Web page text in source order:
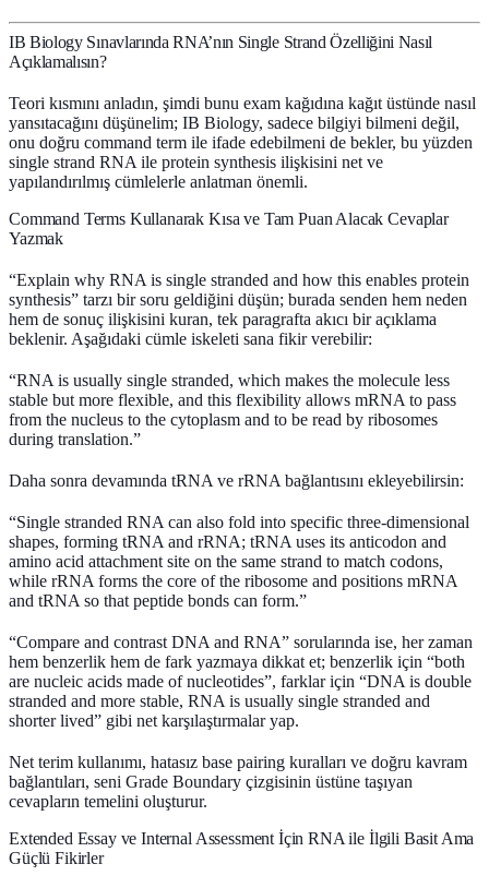
IB Biology Sınavlarında RNA’nın Single Strand Özelliğini Nasıl
Açıklamalısın?
Teori kısmını anladın, şimdi bunu exam kağıdına kağıt üstünde nasıl
yansıtacağını düşünelim; IB Biology, sadece bilgiyi bilmeni değil,
onu doğru command term ile ifade edebilmeni de bekler, bu yüzden
single strand RNA ile protein synthesis ilişkisini net ve
yapılandırılmış cümlelerle anlatman önemli.
Command Terms Kullanarak Kısa ve Tam Puan Alacak Cevaplar
Yazmak
“Explain why RNA is single stranded and how this enables protein
synthesis” tarzı bir soru geldiğini düşün; burada senden hem neden
hem de sonuç ilişkisini kuran, tek paragrafta akıcı bir açıklama
beklenir. Aşağıdaki cümle iskeleti sana fikir verebilir:
“RNA is usually single stranded, which makes the molecule less
stable but more flexible, and this flexibility allows mRNA to pass
from the nucleus to the cytoplasm and to be read by ribosomes
during translation.”
Daha sonra devamında tRNA ve rRNA bağlantısını ekleyebilirsin:
“Single stranded RNA can also fold into specific three-dimensional
shapes, forming tRNA and rRNA; tRNA uses its anticodon and
amino acid attachment site on the same strand to match codons,
while rRNA forms the core of the ribosome and positions mRNA
and tRNA so that peptide bonds can form.”
“Compare and contrast DNA and RNA” sorularında ise, her zaman
hem benzerlik hem de fark yazmaya dikkat et; benzerlik için “both
are nucleic acids made of nucleotides”, farklar için “DNA is double
stranded and more stable, RNA is usually single stranded and
shorter lived” gibi net karşılaştırmalar yap.
Net terim kullanımı, hatasız base pairing kuralları ve doğru kavram
bağlantıları, seni Grade Boundary çizgisinin üstüne taşıyan
cevapların temelini oluşturur.
Extended Essay ve Internal Assessment İçin RNA ile İlgili Basit Ama
Güçlü Fikirler